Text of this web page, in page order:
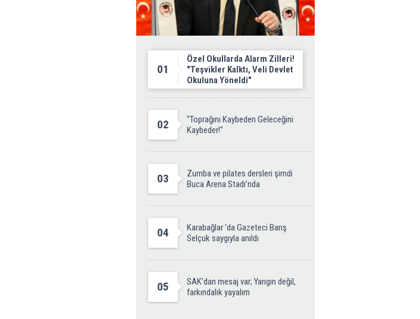
01
Özel Okullarda Alarm Zilleri!
"Teşvikler Kalktı, Veli Devlet
Okuluna Yöneldi"
02
"Toprağını Kaybeden Geleceğini
Kaybeder!"
03
Zumba ve pilates dersleri şimdi
Buca Arena Stadı’nda
04
Karabağlar ‘da Gazeteci Barış
Selçuk saygıyla anıldı
05
SAK’dan mesaj var; Yangın değil,
farkındalık yayalım